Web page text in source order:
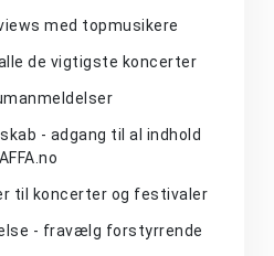
med topmusikere
de vigtigste koncerter
- adgang til al indhold
til koncerter og festivaler
- fravælg forstyrrende